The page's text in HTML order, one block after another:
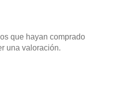
que hayan comprado
una valoración.